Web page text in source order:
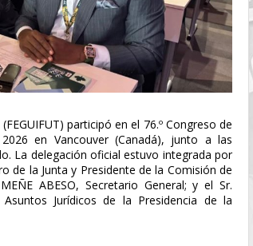
participó en el 76.º Congreso de
en Vancouver (Canadá), junto a las
La delegación oficial estuvo integrada por
de la Junta y Presidente de la Comisión de
ABESO, Secretario General; y el Sr.
Jurídicos de la Presidencia de la